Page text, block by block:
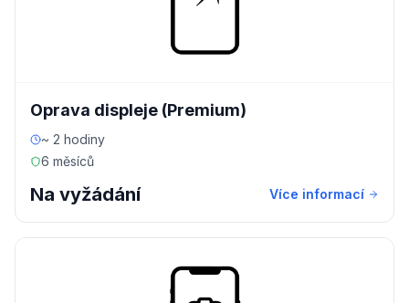
Oprava displeje (Premium)
~ 2 hodiny
6 měsíců
Na vyžádání Více informací